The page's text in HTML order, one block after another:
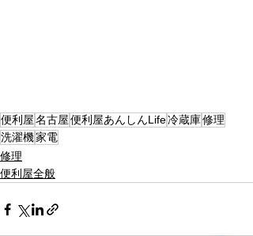
便利屋名古屋便利屋あんしんLife冷蔵庫修理
洗濯機家電
修理
便利屋全般